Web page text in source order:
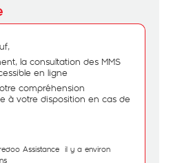
la consultation des MMS
en ligne
compréhension
à votre disposition en cas de
Assistance il y a environ